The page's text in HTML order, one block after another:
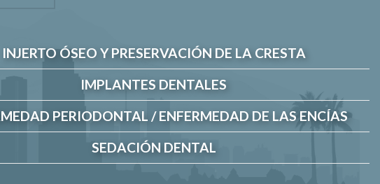
INJERTO ÓSEO Y PRESERVACIÓN DE LA CRESTA
IMPLANTES DENTALES
PERIODONTAL / ENFERMEDAD DE LAS ENCÍAS
SEDACIÓN DENTAL